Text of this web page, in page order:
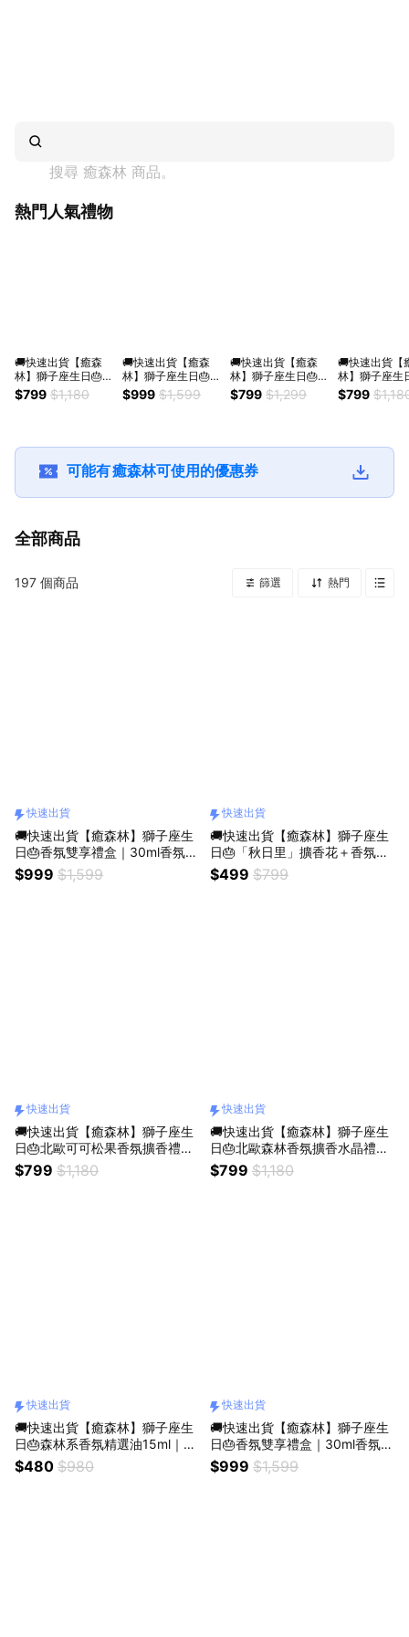
搜尋 癒森林 商品。
熱門人氣禮物
🚚快速出貨【癒森
林】獅子座生日🎂經
典玫瑰香氛擴香水晶
禮盒｜水晶杯+擴香
禮物／質感送禮／療
$799 $1,180
🚚快速出貨【癒森
林】獅子座生日🎂香
氛雙享禮盒｜30ml
香氛油+擴香花（收
癒系禮物／送禮推
$999 $1,599
🚚快速出貨【癒森
林】獅子座生日🎂燭
光雪屋香氛融蠟禮盒
｜4入+融蠟燭燈
禮推薦）
$799 $1,299
🚚快速出貨【
林】獅子座生
糖肉桂香氛擴
｜水晶杯+擴
物／質感送禮
$799
可能有癒森林可使用的優惠券
全部商品
197 個商品 篩選 熱門
快速出貨
🚚快速出貨【癒森林】獅子座生
日🎂香氛雙享禮盒｜30ml香氛油
+擴香花（收禮人自選香氣／生
日禮物／質感送禮／療癒系禮物
$999 $1,599
快速出貨
🚚快速出貨【癒森林】獅子座生
日🎂「秋日里」擴香花＋香氛油
5ml（生日禮物／畢業禮物／質
感送禮／療癒系禮物／送禮推
$499 $799
快速出貨
🚚快速出貨【癒森林】獅子座生
日🎂北歐可可松果香氛擴香禮盒
｜水晶杯+松果+15ml香氛油
（收禮人自選香氣／生日禮物／
$799 $1,180
快速出貨
🚚快速出貨【癒森林】獅子座生
日🎂北歐森林香氛擴香水晶禮盒
｜水晶杯+擴香花+15ml香氛油
（收禮人自選香氣／生日禮物／
$799 $1,180
快速出貨
🚚快速出貨【癒森林】獅子座生
日🎂森林系香氛精選油15ml｜10
款選1（收禮人自選香氣／生日
禮物／質感送禮／療癒系禮物／
$480 $980
快速出貨
🚚快速出貨【癒森林】獅子座生
日🎂香氛雙享禮盒｜30ml香氛油
+擴香花（收禮人自選香氣／生
日禮物／質感送禮／療癒系禮物
$999 $1,599